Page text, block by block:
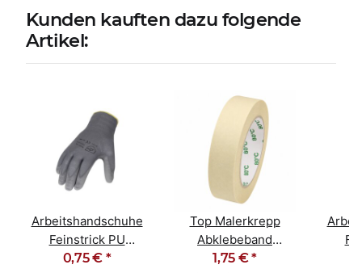
Kunden kauften dazu folgende
Artikel:
Arbeitshandschuhe
Feinstrick PU
beschichtet grau 10 /
0,75 € *
Top Malerkrepp
Abklebeband
Kreppband
1,75 €*